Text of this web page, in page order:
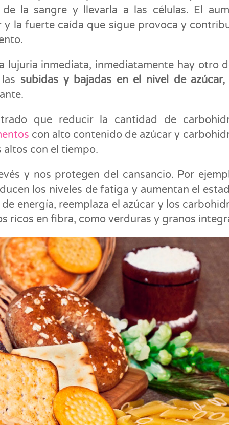
la sangre y llevarla a las células. El
y la fuerte caída que sigue provoca y
lujuria inmediata, inmediatamente hay otro
subidas y bajadas en el nivel de azúcar,
que reducir la cantidad de
con alto contenido de azúcar y
altos con el tiempo.
y nos protegen del cansancio. Por
los niveles de fatiga y aumentan el
energía, reemplaza el azúcar y los
ricos en fibra, como verduras y granos